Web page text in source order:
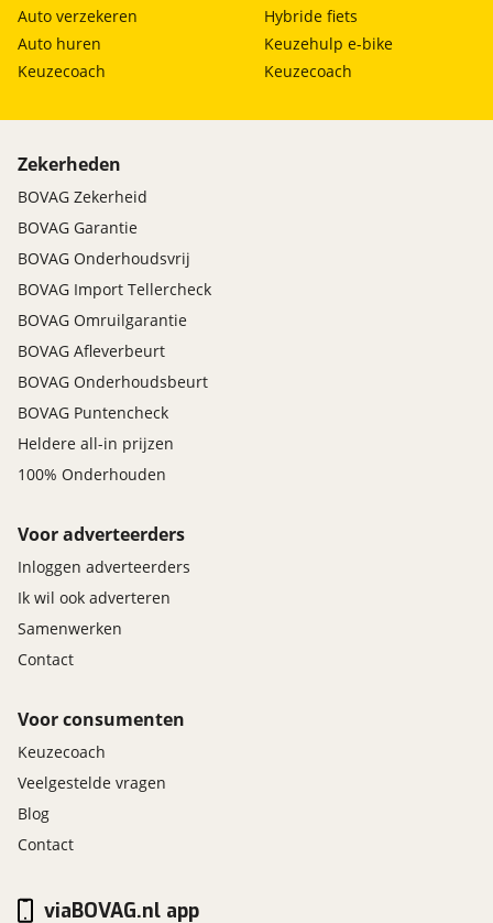
Auto verzekeren
Auto huren
Keuzecoach
Hybride fiets
Keuzehulp e-bike
Keuzecoach
Zekerheden
BOVAG Zekerheid
BOVAG Garantie
BOVAG Onderhoudsvrij
BOVAG Import Tellercheck
BOVAG Omruilgarantie
BOVAG Afleverbeurt
BOVAG Onderhoudsbeurt
BOVAG Puntencheck
Heldere all-in prijzen
100% Onderhouden
Voor adverteerders
Inloggen adverteerders
Ik wil ook adverteren
Samenwerken
Contact
Voor consumenten
Keuzecoach
Veelgestelde vragen
Blog
Contact
viaBOVAG.nl app